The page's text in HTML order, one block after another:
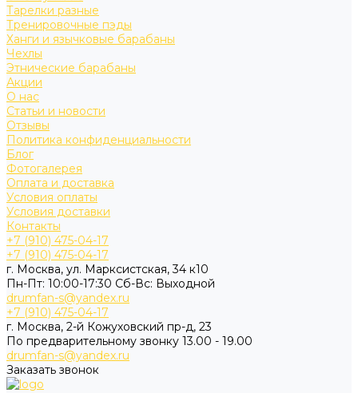
Тарелки разные
Тренировочные пэды
Ханги и язычковые барабаны
Чехлы
Этнические барабаны
Акции
О нас
Статьи и новости
Отзывы
Политика конфиденциальности
Блог
Фотогалерея
Оплата и доставка
Условия оплаты
Условия доставки
Контакты
+7 (910) 475-04-17
+7 (910) 475-04-17
г. Москва, ул. Марксистская, 34 к10
Пн-Пт: 10:00-17:30 Cб-Вс: Выходной
drumfan-s@yandex.ru
+7 (910) 475-04-17
г. Москва, 2-й Кожуховский пр-д, 23
По предварительному звонку 13.00 - 19.00
drumfan-s@yandex.ru
Заказать звонок